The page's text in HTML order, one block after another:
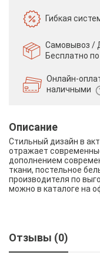
Гибкая
Самовывоз /
Бесплатно
Онлайн-
наличными
Описание
Стильный дизайн в
отражает
дополнением
ткани, постельное
производителя по
можно в каталоге на
Отзывы (0)